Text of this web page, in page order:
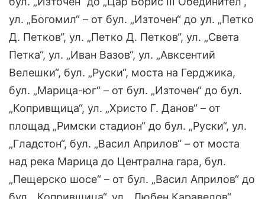
ул. „Богомил“ – от бул. „Източен“ до ул. „Петко
Д. Петков“, ул. „Петко Д. Петков“, ул. „Света
Петка“, ул. „Иван Вазов“, ул. „Авксентий
Велешки“, бул. „Руски“, моста на Герджика,
бул. „Марица-юг“ – от бул. „Източен“ до бул.
„Копривщица“, ул. „Христо Г. Данов“ – от
площад „Римски стадион“ до бул. „Руски“, ул.
„Гладстон“, бул. „Васил Априлов“ – от моста
над река Марица до Централна гара, бул.
„Пещерско шосе“ – от бул. „Васил Априлов“ до